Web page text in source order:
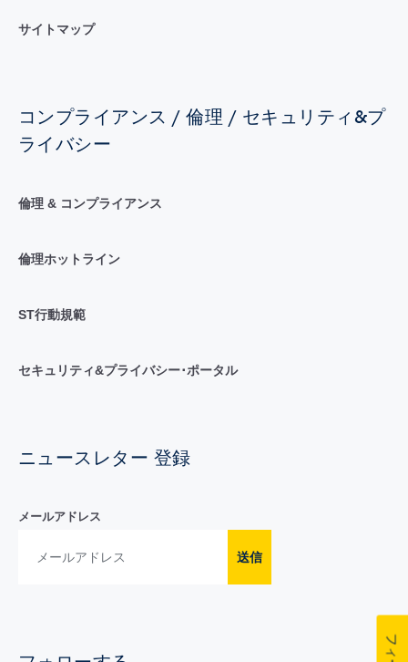
サイトマップ
コンプライアンス / 倫理 / セキュリティ&プ
ライバシー
倫理 & コンプライアンス
倫理ホットライン
ST行動規範
セキュリティ&プライバシー･ポータル
ニュースレター 登録
メールアドレス
送信